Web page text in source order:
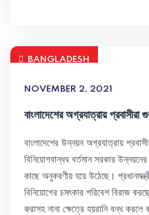
BANGLADESH
NOVEMBER 2, 2021
বাংলাদেশের অগ্রযাত্রায় প্রবাসীরা
বাংলাদেশের উন্নয়ন অগ্রযাত্রায়
বিনিয়োগবান্ধব বর্তমান সরকার
কাছে অনুকরণীয় হয়ে উঠেছে।
বিনিয়োগের চমৎকার পরিবেশ বিরাজ
করাসহ নানা ক্ষেত্রে হয়রানি বন্ধ করলে